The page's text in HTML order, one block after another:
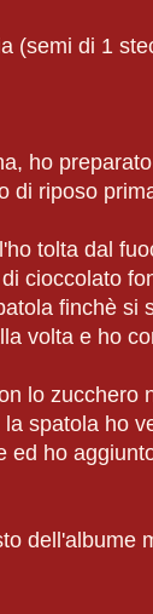
(semi di 1
ho
di riposo
tolta dal
cioccolato
finchè si
volta e ho
lo zucchero
spatola ho
ed ho
dell'albume